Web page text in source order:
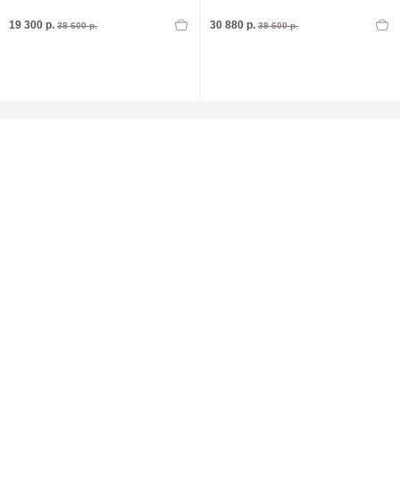
19 300 р. 38 600 р. 30 880 р. 38 600 р.